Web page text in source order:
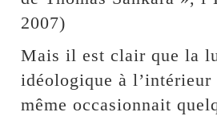
2007)
Mais il est clair que la
idéologique à
même occasionnait